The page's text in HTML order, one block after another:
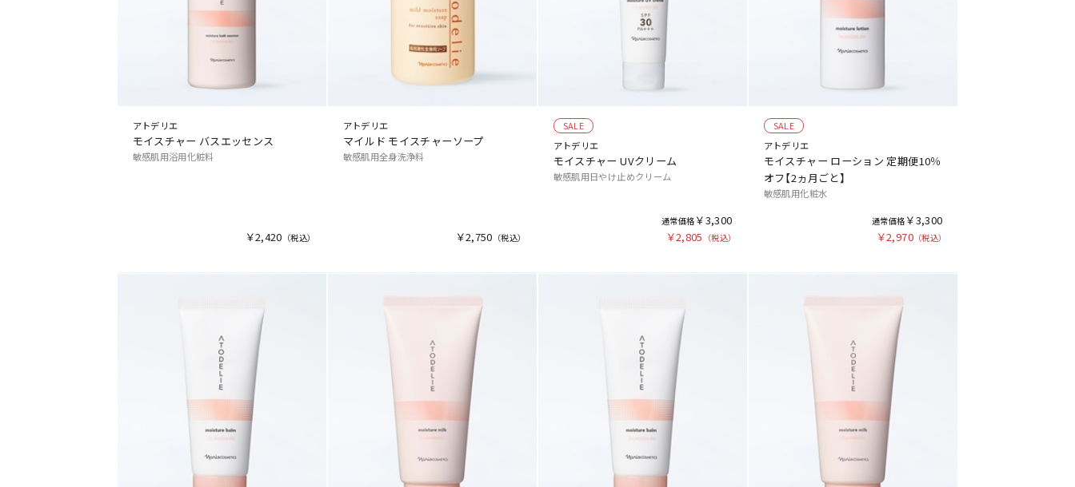
アトデリエ
モイスチャー バスエッセンス
敏感肌用浴用化粧料
￥2,420
アトデリエ
マイルド モイスチャーソープ
敏感肌用全身洗浄料
￥2,750
SALE
アトデリエ
モイスチャー UVクリーム
敏感肌用日やけ止めクリーム
￥3,300
￥2,805
SALE
アトデリエ
モイスチャー ローション 定期便10％
オフ【2ヵ月ごと】
敏感肌用化粧水
￥3,300
￥2,970